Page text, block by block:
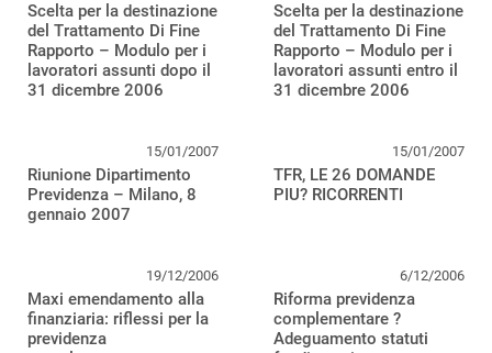
Scelta per la destinazione
del Trattamento Di Fine
Rapporto – Modulo per i
lavoratori assunti dopo il
31 dicembre 2006
Scelta per la destinazione
del Trattamento Di Fine
Rapporto – Modulo per i
lavoratori assunti entro il
31 dicembre 2006
15/01/2007
Riunione Dipartimento
Previdenza – Milano, 8
gennaio 2007
15/01/2007
TFR, LE 26 DOMANDE
PIU? RICORRENTI
19/12/2006
Maxi emendamento alla
finanziaria: riflessi per la
previdenza
6/12/2006
Riforma previdenza
complementare ?
Adeguamento statuti